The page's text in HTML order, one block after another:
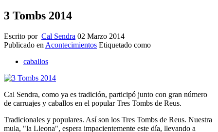
3 Tombs 2014
Escrito por Cal Sendra 02 Marzo 2014
Publicado en Acontecimientos Etiquetado como
caballos
Cal Sendra, como ya es tradición, participó junto con gran número
de carruajes y caballos en el popular Tres Tombs de Reus.
Tradicionales y populares. Así son los Tres Tombs de Reus. Nuestra
mula, "la Lleona", espera impacientemente este día, llevando a